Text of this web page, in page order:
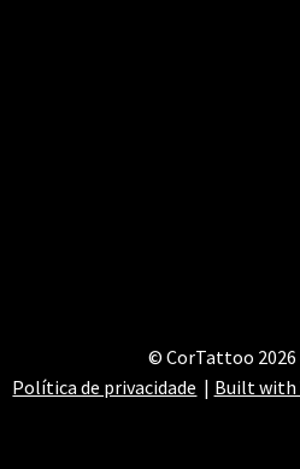
© CorTattoo 2026
Política de privacidade
Built with